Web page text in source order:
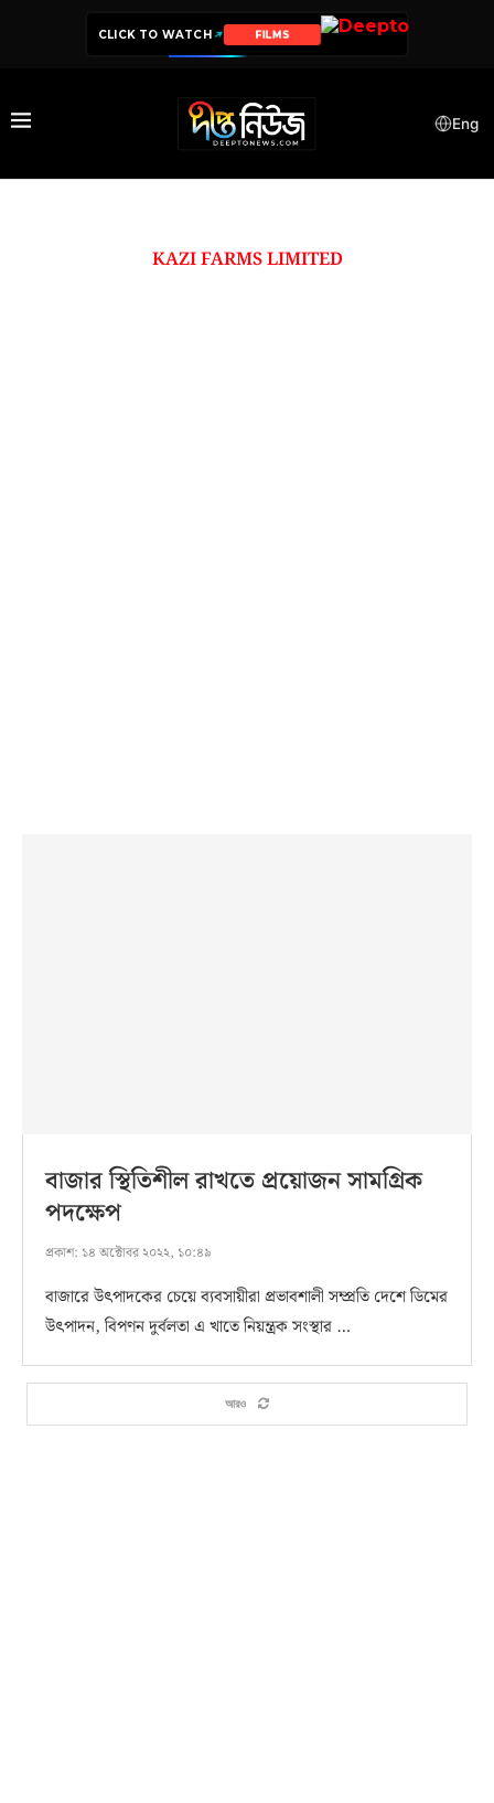
CLICK TO WATCH FILMS
Eng
KAZI FARMS LIMITED
বাজার স্থিতিশীল রাখতে প্রয়োজন সামগ্রিক
পদক্ষেপ
প্রকাশ: ১৪ অক্টোবর ২০২২, ১০:৪৯
বাজারে উৎপাদকের চেয়ে ব্যবসায়ীরা প্রভাবশালী সম্প্রতি দেশে ডিমের
উৎপাদন, বিপণন দুর্বলতা এ খাতে নিয়ন্ত্রক সংস্থার …
আরও